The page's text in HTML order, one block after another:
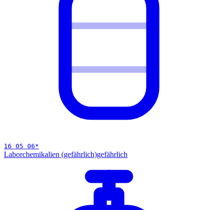
16 05 06*
Laborchemikalien (gefährlich)gefährlich